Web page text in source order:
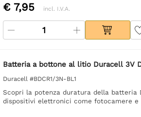
€ 7,95 incl. I.V.A.
Batteria a bottone al litio Duracell 3V
Duracell #BDCR1/3N-BL1
Scopri la potenza duratura della batteria
dispositivi elettronici come fotocamere